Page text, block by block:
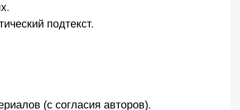
подтекст.
(с согласия авторов).